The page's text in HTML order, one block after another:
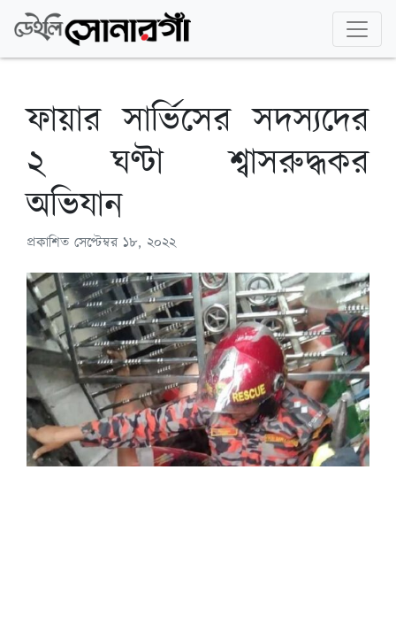
ফায়ার সার্ভিসের সদস্যদের
২ ঘণ্টা শ্বাসরুদ্ধকর
অভিযান
প্রকাশিত সেপ্টেম্বর ১৮, ২০২২